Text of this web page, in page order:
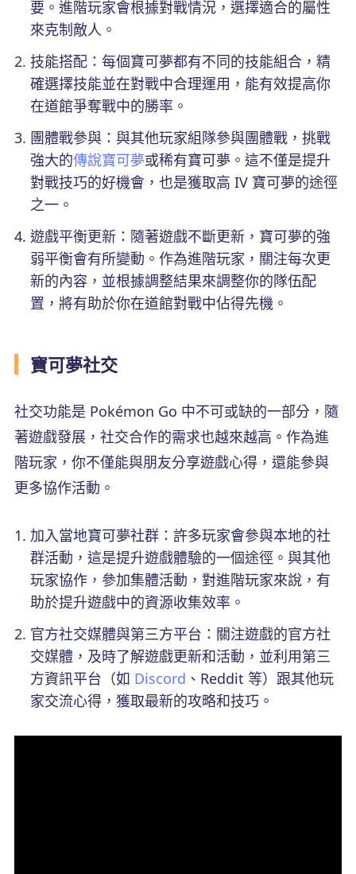
要。進階玩家會根據對戰情況，選擇適合的屬性
來克制敵人。
技能搭配：每個寶可夢都有不同的技能組合，精
確選擇技能並在對戰中合理運用，能有效提高你
在道館爭奪戰中的勝率。
團體戰參與：與其他玩家組隊參與團體戰，挑戰
強大的傳說寶可夢或稀有寶可夢。這不僅是提升
對戰技巧的好機會，也是獲取高 IV 寶可夢的途徑
之一。
遊戲平衡更新：隨著遊戲不斷更新，寶可夢的強
弱平衡會有所變動。作為進階玩家，關注每次更
新的內容，並根據調整結果來調整你的隊伍配
置，將有助於你在道館對戰中佔得先機。
寶可夢社交
社交功能是 Pokémon Go 中不可或缺的一部分，隨
著遊戲發展，社交合作的需求也越來越高。作為進
階玩家，你不僅能與朋友分享遊戲心得，還能參與
更多協作活動。
加入當地寶可夢社群：許多玩家會參與本地的社
群活動，這是提升遊戲體驗的一個途徑。與其他
玩家協作，參加集體活動，對進階玩家來說，有
助於提升遊戲中的資源收集效率。
官方社交媒體與第三方平台：關注遊戲的官方社
交媒體，及時了解遊戲更新和活動，並利用第三
方資訊平台（如 Discord 、Reddit 等）跟其他玩
家交流心得，獲取最新的攻略和技巧。